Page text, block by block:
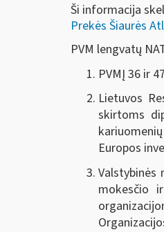
Ši informacija
Prekės Šiaurės
PVM lengvatų
PVMĮ 36 ir
Lietuvos
skirtoms
Europos
Valstybinės
mokesčio